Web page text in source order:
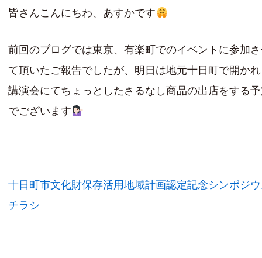
皆さんこんにちわ、あすかです
前回のブログでは東京、有楽町でのイベントに参加
て頂いたご報告でしたが、明日は地元十日町で開か
講演会にてちょっとしたさるなし商品の出店をする
でございます
十日町市文化財保存活用地域計画認定記念シンポジ
チラシ